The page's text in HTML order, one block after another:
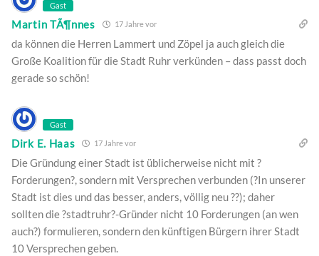
Gast
Martin TÃ¶nnes 17 Jahre vor
da können die Herren Lammert und Zöpel ja auch gleich die
Große Koalition für die Stadt Ruhr verkünden – dass passt doch
gerade so schön!
Gast
Dirk E. Haas 17 Jahre vor
Die Gründung einer Stadt ist üblicherweise nicht mit ?
Forderungen?, sondern mit Versprechen verbunden (?In unserer
Stadt ist dies und das besser, anders, völlig neu ??); daher
sollten die ?stadtruhr?-Gründer nicht 10 Forderungen (an wen
auch?) formulieren, sondern den künftigen Bürgern ihrer Stadt
10 Versprechen geben.